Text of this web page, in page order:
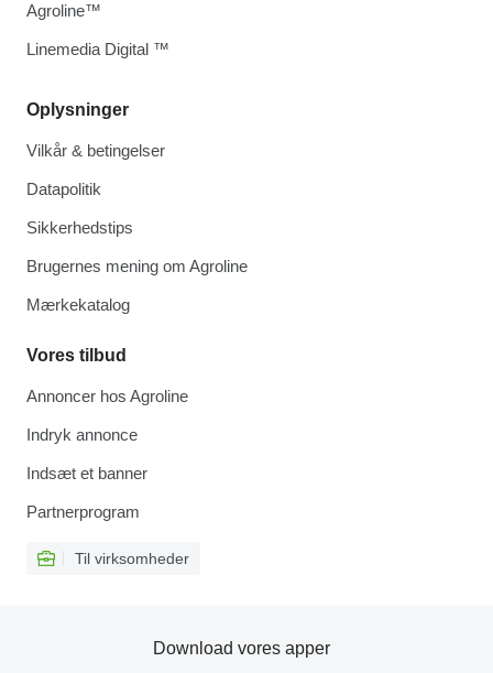
Oplysninger
Vilkår & betingelser
Datapolitik
Sikkerhedstips
Brugernes mening om Agroline
Mærkekatalog
Vores tilbud
Annoncer hos Agroline
Indryk annonce
Indsæt et banner
Partnerprogram
Til virksomheder
Agroline™
Linemedia Digital ™
Download vores apper